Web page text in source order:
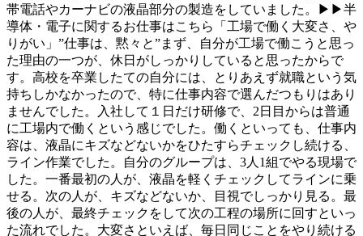
帯電話やカーナビの液晶部分の製造をしていました。▶▶半
導体・電子に関するお仕事はこちら「工場で働く大変さ、や
りがい」”仕事は、黙々と”まず、自分が工場で働こうと思っ
た理由の一つが、休日がしっかりしていると思ったからで
す。高校を卒業したての自分には、とりあえず就職という気
持ちしかなかったので、特に仕事内容で選んだつもりはあり
ませんでした。入社して１日だけ研修で、2日目からは普通
に工場内で働くという感じでした。働くといっても、仕事内
容は、液晶にキズなどないかをひたすらチェックし続ける、
ライン作業でした。自分のグループは、3人1組でやる現場で
した。一番最初の人が、液晶を軽くチェックしてラインに乗
せる。次の人が、キズなどないか、目視でしっかり見る。最
後の人が、最終チェックをして次の工程の場所に回すといっ
た流れでした。大変さといえば、毎日同じことをやり続ける